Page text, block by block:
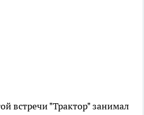
встречи "Трактор" занимал